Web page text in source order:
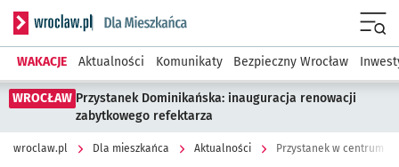
Serwis informacyjny wroclaw.pl podserwis: Dla mieszkańca
WAKACJE Aktualności Komunikaty Bezpieczny Wrocław
WROCŁAW Przystanek Dominikańska: inauguracja renowacji
zabytkowego refektarza
wroclaw.pl Dla mieszkańca Aktualności Przystanek w centrum